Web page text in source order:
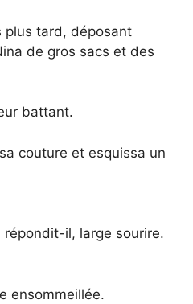
plus tard, déposant
de gros sacs et des
battant.
couture et esquissa un
il, large sourire.
ensommeillée.